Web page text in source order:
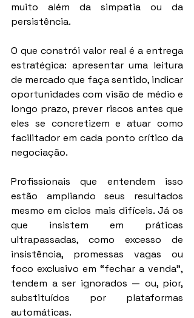
muito além da simpatia ou da
persistência.
O que constrói valor real é a entrega
estratégica: apresentar uma leitura
de mercado que faça sentido, indicar
oportunidades com visão de médio e
longo prazo, prever riscos antes que
eles se concretizem e atuar como
facilitador em cada ponto crítico da
negociação.
Profissionais que entendem isso
estão ampliando seus resultados
mesmo em ciclos mais difíceis. Já os
que insistem em práticas
ultrapassadas, como excesso de
insistência, promessas vagas ou
foco exclusivo em “fechar a venda”,
tendem a ser ignorados — ou, pior,
substituídos por plataformas
automáticas.